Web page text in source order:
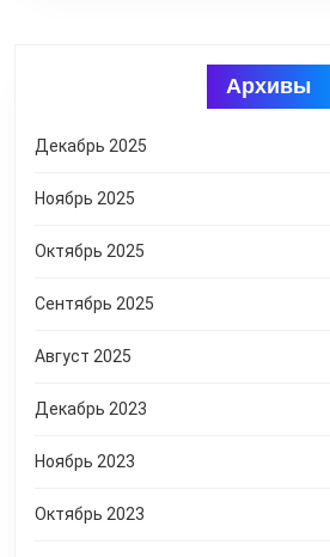
Архивы
Декабрь 2025
Ноябрь 2025
Октябрь 2025
Сентябрь 2025
Август 2025
Декабрь 2023
Ноябрь 2023
Октябрь 2023